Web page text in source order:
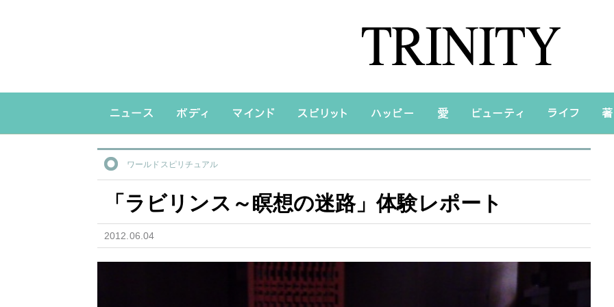
ワールドスピリチュアル
「ラビリンス～瞑想の迷路」体験レポート
2012.06.04